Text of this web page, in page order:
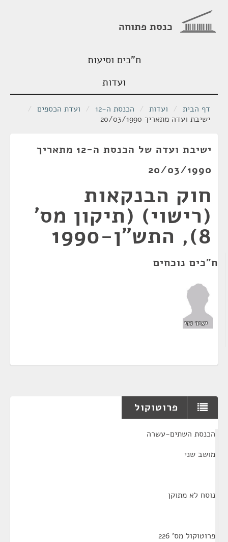
כנסת פתוחה
ח"כים וסיעות
ועדות
דף הבית / ועדות / הכנסת ה-12 / ועדת הכספים /
ישיבת ועדה מתאריך 20/03/1990
ישיבת ועדה של הכנסת ה-12 מתאריך
20/03/1990
חוק הבנקאות
(רישוי) (תיקון מס'
8), התש"ן-1990
ח"כים נוכחים
יאיר לוי
פרוטוקול
הכנסת השתים-עשרה
מושב שני
נוסח לא מתוקן
פרוטוקול מס' 226